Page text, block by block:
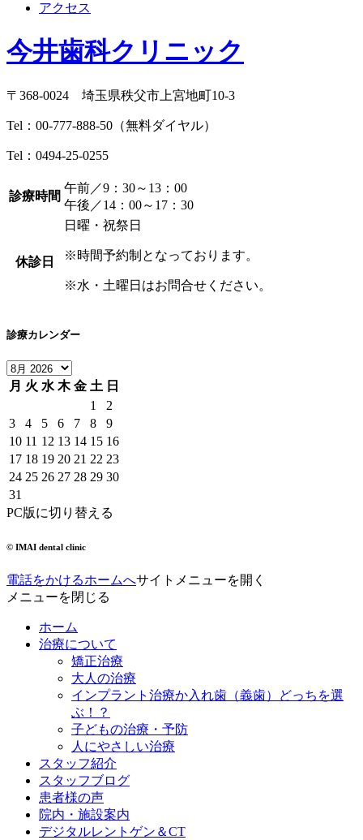
アクセス
今井歯科クリニック
〒368-0024 埼玉県秩父市上宮地町10-3
Tel： 00-777-888-50 （無料ダイヤル）
Tel： 0494-25-0255
診療時間
午前／9：30～13：00
午後／14：00～17：30
休診日
日曜・祝祭日
※時間予約制となっております。
※水・土曜日はお問合せください。
診療カレンダー
月 火 水 木 金 土 日
1
2
3
4 5 6 7 8
9
10 11 12 13 14 15 16
17 18 19 20 21 22 23
24 25 26 27 28 29 30
31
PC版に切り替える
© IMAI dental clinic
電話をかけるホームへサイトメニューを開く
メニューを閉じる
ホーム
治療について
矯正治療
大人の治療
インプラント治療か入れ歯（義歯）どっちを選
ぶ！？
子どもの治療・予防
人にやさしい治療
スタッフ紹介
スタッフブログ
患者様の声
院内・施設案内
デジタルレントゲン＆CT